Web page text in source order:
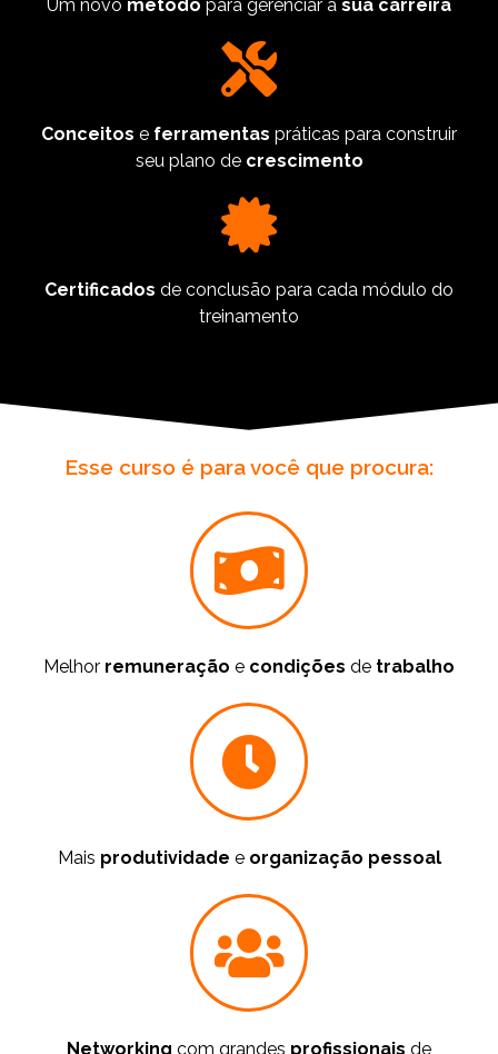
Um novo método para gerenciar a sua carreira
Conceitos e ferramentas práticas para construir
seu plano de crescimento
Certificados de conclusão para cada módulo do
treinamento
Esse curso é para você que procura:
Melhor remuneração e condições de trabalho
Mais produtividade e organização pessoal
Networking com grandes profissionais de